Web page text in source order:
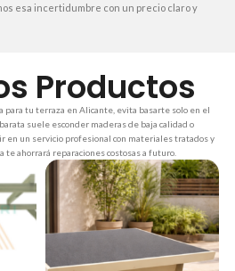
esa incertidumbre con un precio claro y
Productos
tu terraza en Alicante, evita basarte solo en el
suele esconder maderas de baja calidad o
en un servicio profesional con materiales tratados y
te ahorrará reparaciones costosas a futuro.